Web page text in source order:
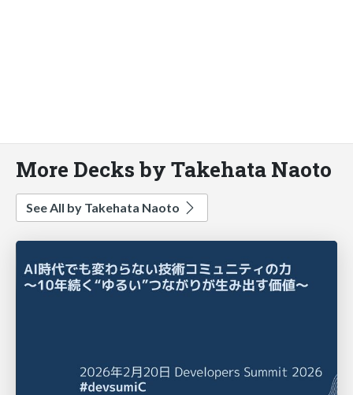
More Decks by Takehata Naoto
See All by Takehata Naoto